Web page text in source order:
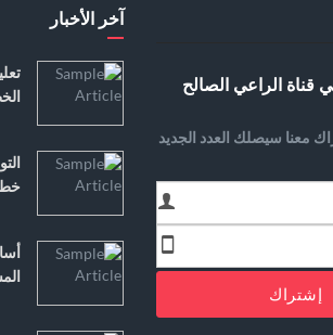
قناة الراعي الصالح
معنا سيصلك العدد الجديد
إشتراك
آخر الأخبار